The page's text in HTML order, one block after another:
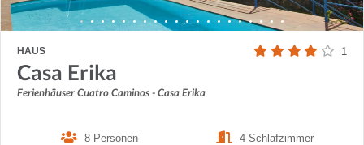
HAUS 1
Casa Erika
Ferienhäuser Cuatro Caminos - Casa Erika
8 Personen 4 Schlafzimmer